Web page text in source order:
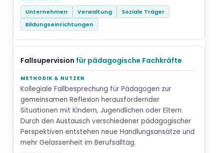
Unternehmen Verwaltung
Soziale Träger
Bildungseinrichtungen
Fallsupervision für pädagogische Fachkräfte
Kollegiale Fallbesprechung für Pädagogen zur
gemeinsamen Reflexion herausfordernder
Situationen mit Kindern, Jugendlichen oder Eltern.
Durch den Austausch verschiedener pädagogischer
Perspektiven entstehen neue Handlungsansätze und
mehr Gelassenheit im Berufsalltag.